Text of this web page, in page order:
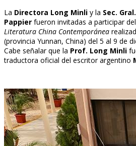
La Directora Long Minli y la Sec.
Pappier fueron invitadas a participar del
Literatura China Contemporánea
(provincia Yunnan, China) del 5 al 9 de
Cabe señalar que la Prof. Long Minli
traductora oficial del escritor argentino